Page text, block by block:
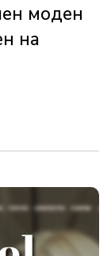
моден
на